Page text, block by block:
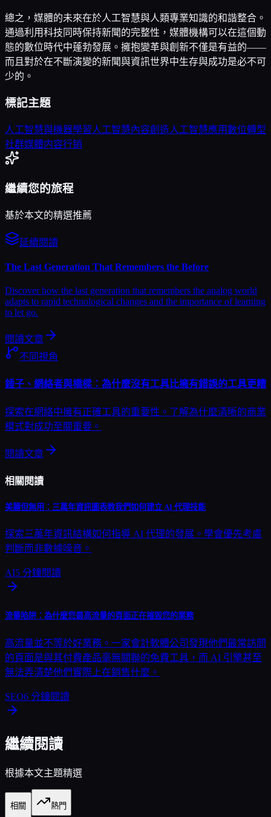
總之，媒體的未來在於人工智慧與人類專業知識的和諧整合。
通過利用科技同時保持新聞的完整性，媒體機構可以在這個動
態的數位時代中蓬勃發展。擁抱變革與創新不僅是有益的——
而且對於在不斷演變的新聞與資訊世界中生存與成功是必不可
少的。
標記主題
人工智慧與機器學習人工智慧內容創造人工智慧應用數位轉型
社群媒體内容行销
繼續您的旅程
基於本文的精選推薦
延續閱讀
The Last Generation That Remembers the Before
Discover how the last generation that remembers the analog world
adapts to rapid technological changes and the importance of learning
to let go.
閱讀文章
不同視角
錘子、網絡者與橋樑：為什麼沒有工具比擁有錯誤的工具更糟
探索在網絡中擁有正確工具的重要性。了解為什麼清晰的商業
模式對成功至關重要。
閱讀文章
相關閱讀
美麗但無用：三萬年資訊圖表教我們如何建立 AI 代理技能
探索三萬年資訊結構如何指導 AI 代理的發展。學會優先考慮
判斷而非數據噪音。
AI5 分鐘閱讀
流量陷阱：為什麼您最高流量的頁面正在摧毀您的業務
高流量並不等於好業務。一家會計軟體公司發現他們最常訪問
的頁面是與其付費產品毫無關聯的免費工具，而 AI 引擎甚至
無法弄清楚他們實際上在銷售什麼。
SEO6 分鐘閱讀
繼續閱讀
根據本文主題精選
相關 熱門